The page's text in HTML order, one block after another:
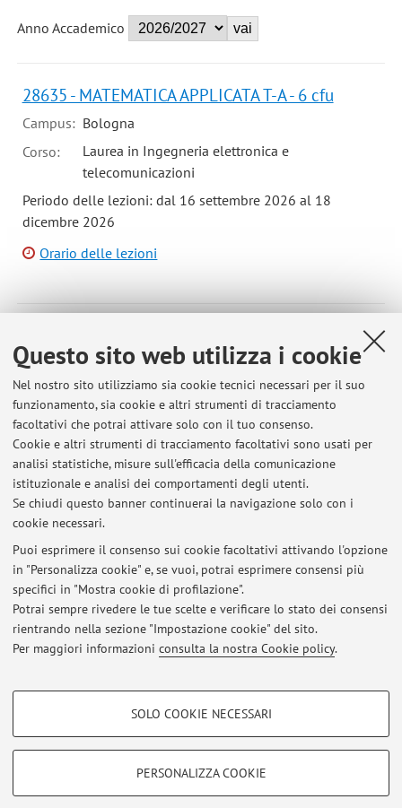
Questo sito web utilizza i cookie
Nel nostro sito utilizziamo sia cookie tecnici necessari per il suo
funzionamento, sia cookie e altri strumenti di tracciamento
facoltativi che potrai attivare solo con il tuo consenso.
Cookie e altri strumenti di tracciamento facoltativi sono usati per
analisi statistiche, misure sull'efficacia della comunicazione
istituzionale e analisi dei comportamenti degli utenti.
Se chiudi questo banner continuerai la navigazione solo con i
cookie necessari.
Puoi esprimere il consenso sui cookie facoltativi attivando l'opzione
in "Personalizza cookie" e, se vuoi, potrai esprimere consensi più
specifici in "Mostra cookie di profilazione".
Potrai sempre rivedere le tue scelte e verificare lo stato dei consensi
rientrando nella sezione "Impostazione cookie" del sito.
Per maggiori informazioni consulta la nostra Cookie policy.
COOKIE DI PROFILAZIONE - FACOLTATIVI
SOLO COOKIE NECESSARI
PERSONALIZZA COOKIE
Anno Accademico
28635 - MATEMATICA APPLICATA T-A - 6 cfu
Campus: Bologna
Corso:
Laurea in Ingegneria elettronica e
telecomunicazioni
Periodo delle lezioni: dal 16 settembre 2026 al 18
dicembre 2026
Orario delle lezioni
Campus:Bologna
Corso:
Laurea in Ingegneria energetica
Periodo delle lezioni: dal 14 settembre 2026 al 15
dicembre 2026
Orario delle lezioni
Ultimi avvisi
Al momento non sono presenti avvisi.
Area riservata
Accedi tramiteloginper gestire tutti i contenuti del sito.